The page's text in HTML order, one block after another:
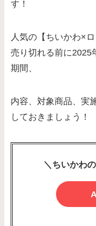
す！
人気の【ちいかわ×
売り切れる前に2025
期間、
内容、対象商品、実
しておきましょう！
＼ちいかわ